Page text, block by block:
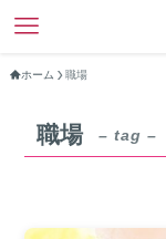
ホーム 職場
職場 – tag –